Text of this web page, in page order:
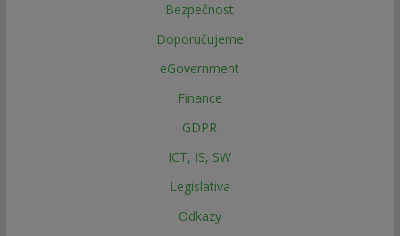
Bezpečnost
Doporučujeme
eGovernment
Finance
GDPR
ICT, IS, SW
Legislativa
Odkazy